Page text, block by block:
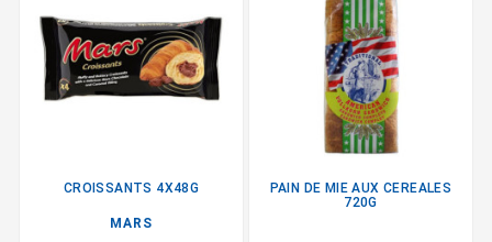
CROISSANTS 4X48G
MARS
PAIN DE MIE AUX CEREALES
720G